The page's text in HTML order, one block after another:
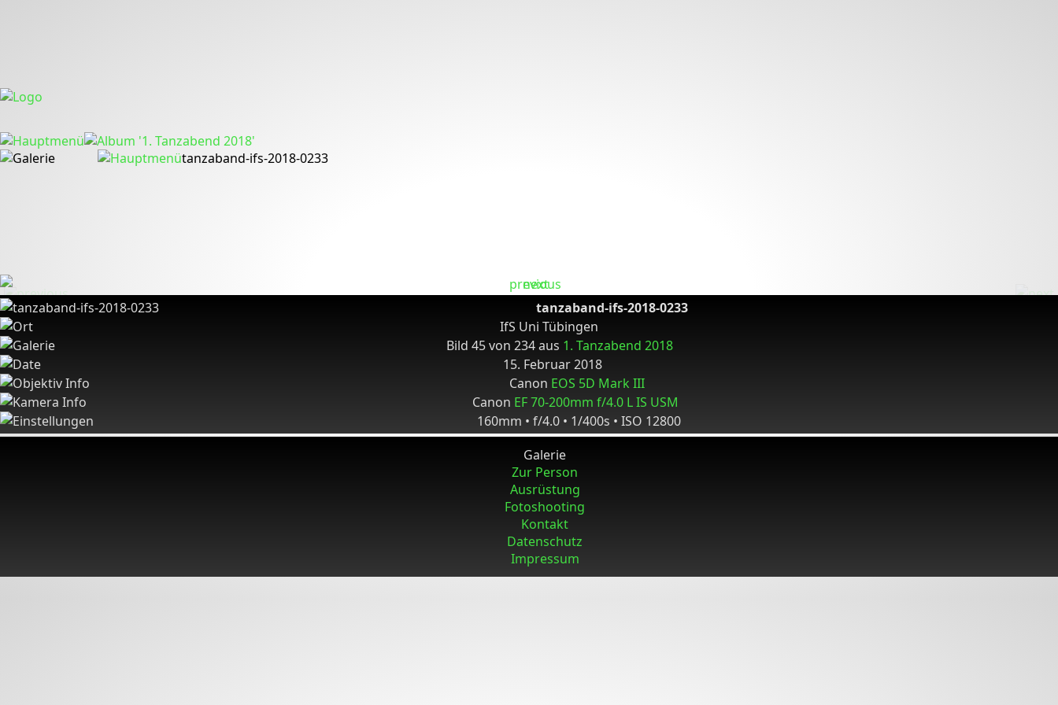
tanzaband-ifs-2018-0233
tanzaband-ifs-2018-0233
IfS Uni Tübingen
Bild 45 von 234 aus 1. Tanzabend 2018
15. Februar 2018
Canon EOS 5D Mark III
Canon EF 70-200mm f/4.0 L IS USM
160mm • f/4.0 • 1/400s • ISO 12800
Galerie
Zur Person
Ausrüstung
Fotoshooting
Kontakt
Datenschutz
Impressum